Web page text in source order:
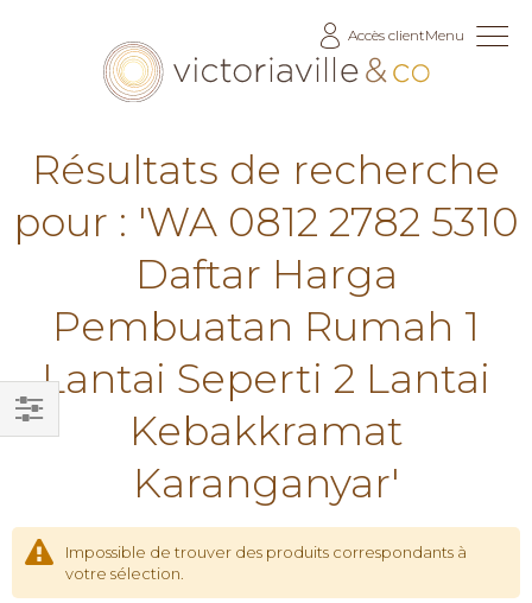
Accès clientMenu
Résultats de recherche
pour : 'WA 0812 2782 5310
Daftar Harga
Pembuatan Rumah 1
Lantai Seperti 2 Lantai
Kebakkramat
Karanganyar'
Impossible de trouver des produits correspondants à
votre sélection.
Filtrer